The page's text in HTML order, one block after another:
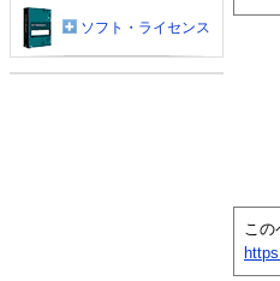
この
ソフト・ライセンス